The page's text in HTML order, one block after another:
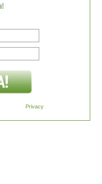
Privacy